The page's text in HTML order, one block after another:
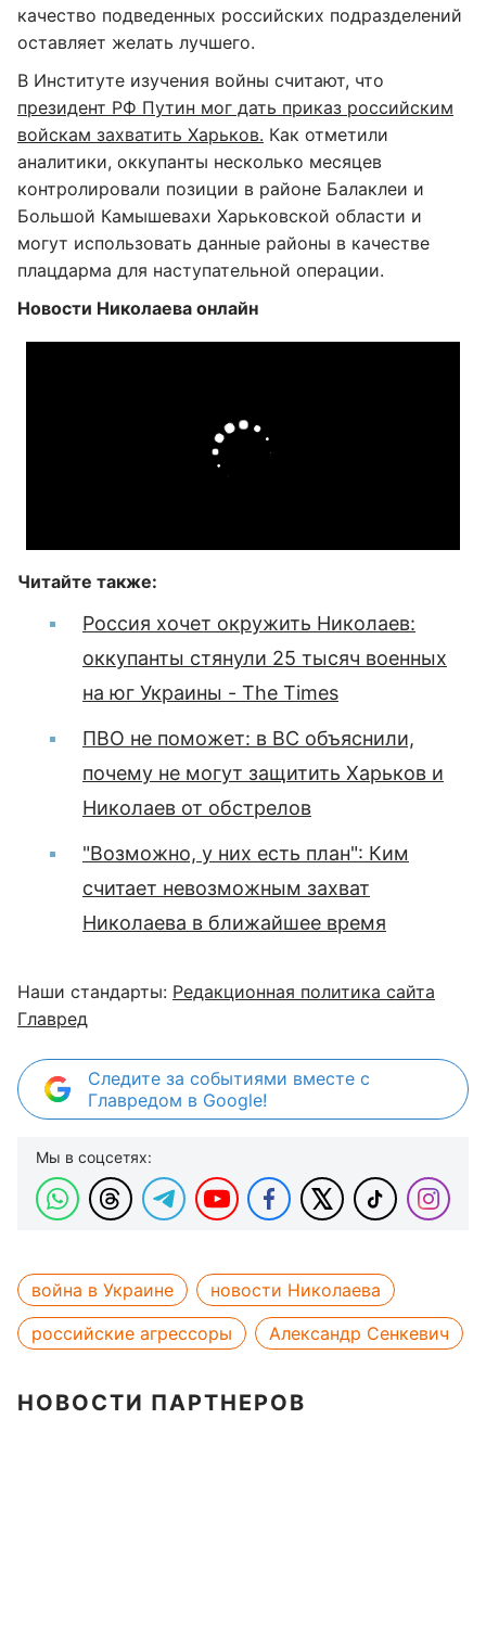
качество подведенных российских подразделений
оставляет желать лучшего.
В Институте изучения войны считают, что
президент РФ Путин мог дать приказ российским
войскам захватить Харьков. Как отметили
аналитики, оккупанты несколько месяцев
контролировали позиции в районе Балаклеи и
Большой Камышевахи Харьковской области и
могут использовать данные районы в качестве
плацдарма для наступательной операции.
Новости Николаева онлайн
Читайте также:
Россия хочет окружить Николаев:
оккупанты стянули 25 тысяч военных
на юг Украины - The Times
ПВО не поможет: в ВС объяснили,
почему не могут защитить Харьков и
Николаев от обстрелов
"Возможно, у них есть план": Ким
считает невозможным захват
Николаева в ближайшее время
Наши стандарты: Редакционная политика сайта
Главред
Следите за событиями вместе с
Главредом в Google!
Мы в соцсетях:
война в Украине
новости Николаева
российские агрессоры
Александр Сенкевич
НОВОСТИ ПАРТНЕРОВ